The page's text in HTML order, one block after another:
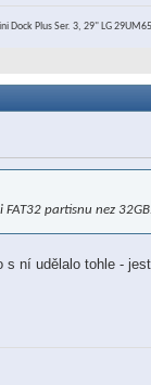
Dock Plus Ser. 3, 29" LG
partisnu nez 32GB.
ní udělalo tohle -